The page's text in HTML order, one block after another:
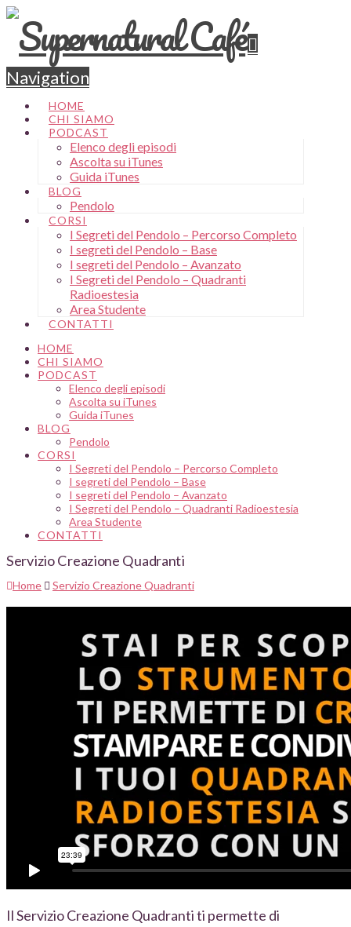
Navigation
HOME
CHI SIAMO
PODCAST
Elenco degli episodi
Ascolta su iTunes
Guida iTunes
BLOG
Pendolo
CORSI
I Segreti del Pendolo – Percorso Completo
I segreti del Pendolo – Base
I segreti del Pendolo – Avanzato
I Segreti del Pendolo – Quadranti
Radioestesia
Area Studente
CONTATTI
HOME
CHI SIAMO
PODCAST
Elenco degli episodi
Ascolta su iTunes
Guida iTunes
BLOG
Pendolo
CORSI
I Segreti del Pendolo – Percorso Completo
I segreti del Pendolo – Base
I segreti del Pendolo – Avanzato
I Segreti del Pendolo – Quadranti Radioestesia
Area Studente
CONTATTI
Servizio Creazione Quadranti
Home Servizio Creazione Quadranti
Il Servizio Creazione Quadranti ti permette di